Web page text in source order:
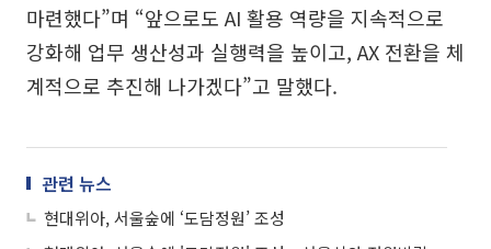
마련했다”며 “앞으로도 AI 활용 역량을 지속적으로
강화해 업무 생산성과 실행력을 높이고, AX 전환을 체
계적으로 추진해 나가겠다”고 말했다.
관련 뉴스
현대위아, 서울숲에 ‘도담정원’ 조성